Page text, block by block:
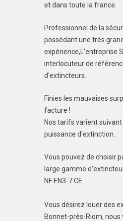
et dans toute la france.
Professionnel de la
possédant une très
expérience,L'entreprise
interlocuteur de
d'extincteurs.
Finies les mauvaises
facture !
Nos tarifs varient
puissance d'extinction.
Vous pouvez de choisir
large gamme
NF EN3-7 CE.
Vous désirez louer des
Bonnet-près-Riom,